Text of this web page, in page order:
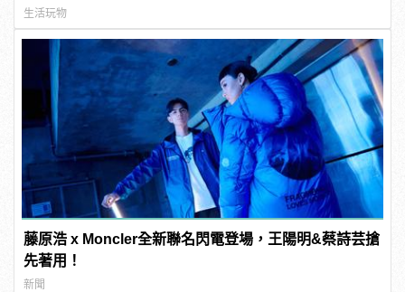
生活玩物
藤原浩 x Moncler全新聯名閃電登場，王陽明&蔡詩芸搶
先著用！
新聞